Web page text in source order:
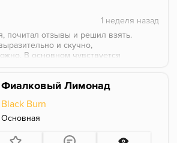
почитал отзывы и решил взять.
и скучно,
В основном чувствуется
получилась просто сладко-
без акцентов. В общем то, не
лучше покурить ягоды асаи или
Фиалковый Лимонад
Black Burn
Основная